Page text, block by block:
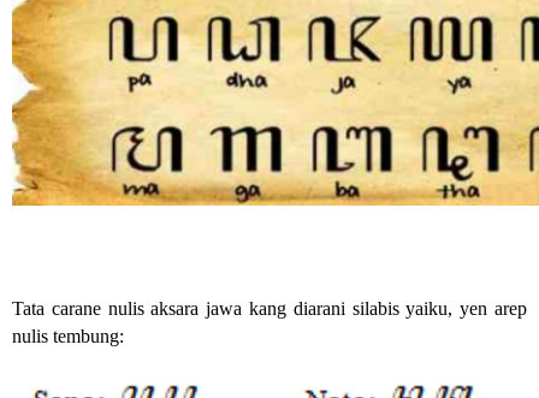
Tata carane nulis aksara jawa kang diarani silabis yaiku, yen arep
nulis tembung: